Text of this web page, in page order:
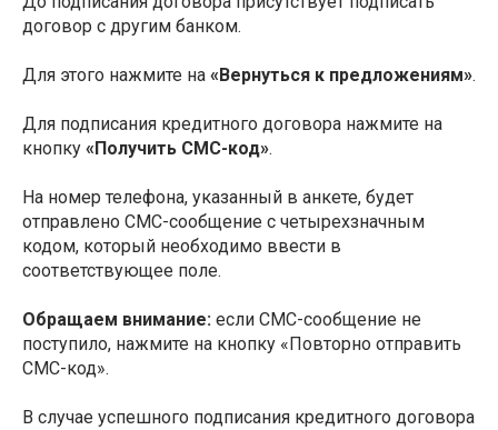
договор с другим банком.
Для этого нажмите на «Вернуться к предложениям».
Для подписания кредитного договора нажмите на
кнопку «Получить СМС-код».
На номер телефона, указанный в анкете, будет
отправлено СМС-сообщение с четырехзначным
кодом, который необходимо ввести в
соответствующее поле.
Обращаем внимание: если СМС-сообщение не
поступило, нажмите на кнопку «Повторно отправить
СМС-код».
В случае успешного подписания кредитного договора